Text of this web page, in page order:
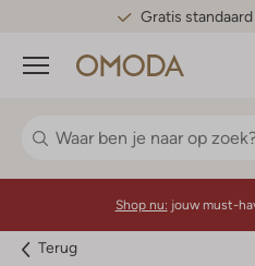
Gratis
Menu
Shop nu: jouw must-
Terug